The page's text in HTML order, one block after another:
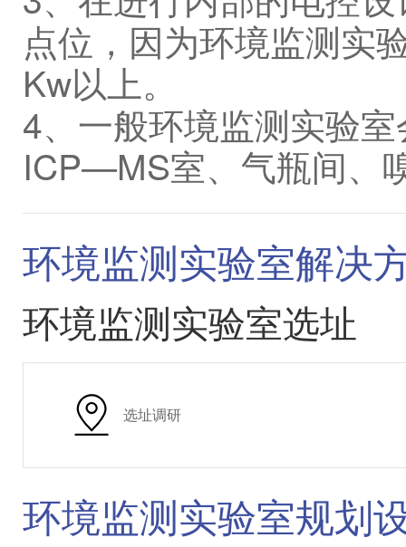
点位，因为环境监测实
Kw以上。
4、一般环境监测实验
ICP—MS室、气瓶间、
环境监测实验室解决
环境监测实验室选址
选址调研
环境监测实验室规划